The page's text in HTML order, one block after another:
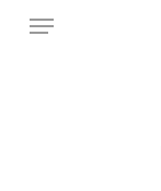
Menu